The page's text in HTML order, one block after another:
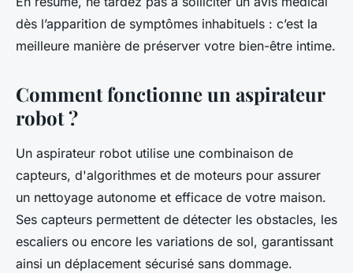
dès l’apparition de symptômes inhabituels : c’est la
meilleure manière de préserver votre bien-être intime.
Comment fonctionne un aspirateur
robot ?
Un aspirateur robot utilise une combinaison de
capteurs, d'algorithmes et de moteurs pour assurer
un nettoyage autonome et efficace de votre maison.
Ses capteurs permettent de détecter les obstacles, les
escaliers ou encore les variations de sol, garantissant
ainsi un déplacement sécurisé sans dommage.